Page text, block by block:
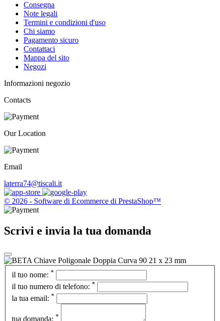
Consegna
Note legali
Termini e condizioni d'uso
Chi siamo
Pagamento sicuro
Contattaci
Mappa del sito
Negozi
Informazioni negozio
Contacts
Our Location
Email
laterra74@tiscali.it
© 2026 - Software di Ecommerce di PrestaShop™
Scrivi e invia la tua domanda
il tuo nome: *
il tuo numero di telefono: *
la tua email: *
tua domanda: *